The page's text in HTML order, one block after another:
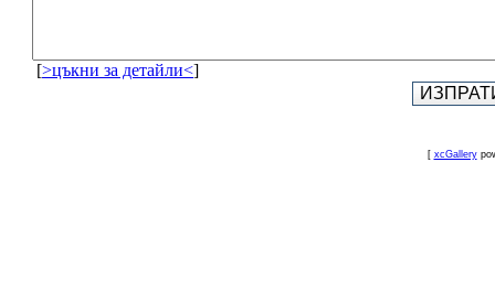
[>цъкни за детайли<]
[ xcGallery